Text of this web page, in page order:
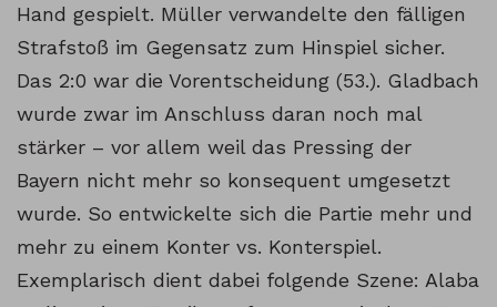
Hand gespielt. Müller verwandelte den fälligen
Strafstoß im Gegensatz zum Hinspiel sicher.
Das 2:0 war die Vorentscheidung (53.). Gladbach
wurde zwar im Anschluss daran noch mal
stärker – vor allem weil das Pressing der
Bayern nicht mehr so konsequent umgesetzt
wurde. So entwickelte sich die Partie mehr und
mehr zu einem Konter vs. Konterspiel.
Exemplarisch dient dabei folgende Szene: Alaba